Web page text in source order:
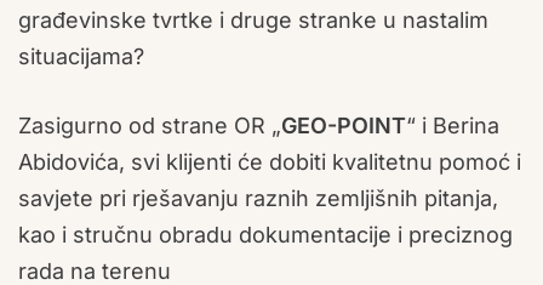
građevinske tvrtke i druge stranke u nastalim
situacijama?
Zasigurno od strane OR „GEO-POINT“ i Berina
Abidovića, svi klijenti će dobiti kvalitetnu pomoć i
savjete pri rješavanju raznih zemljišnih pitanja,
kao i stručnu obradu dokumentacije i preciznog
rada na terenu